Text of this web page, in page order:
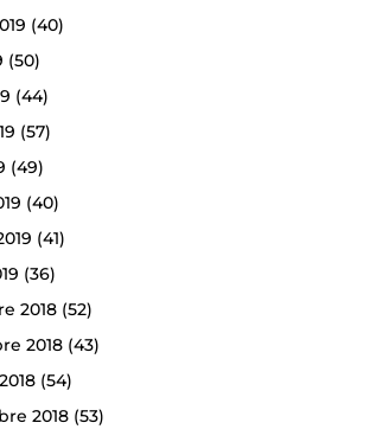
(40)
(50)
(44)
(57)
(49)
(40)
(41)
(36)
2018(52)
2018(43)
(54)
2018(53)